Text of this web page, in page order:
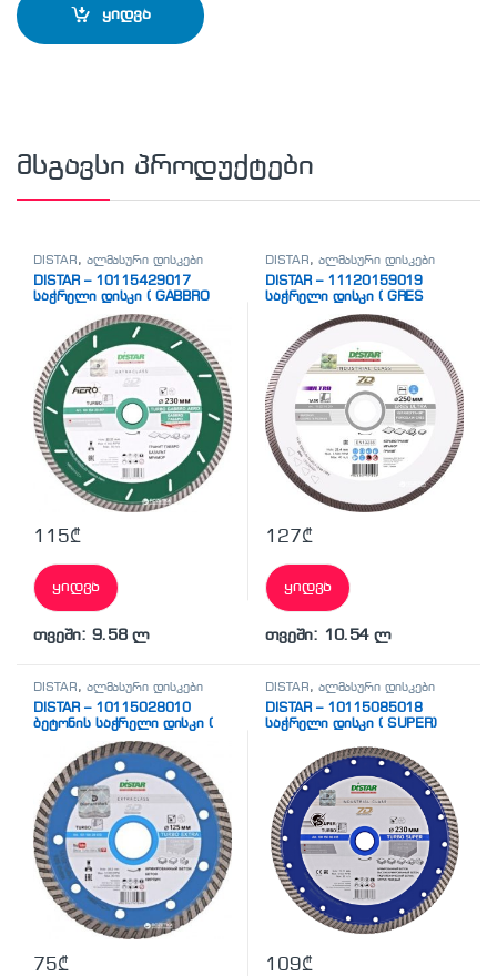
ყიდვა
მსგავსი პროდუქტები
DISTAR, ალმასური დისკები
DISTAR – 10115429017
საჭრელი დისკი ( GABBRO
115₾
ყიდვა
თვეში: 9.58 ლ
DISTAR, ალმასური დისკები
DISTAR – 11120159019
საჭრელი დისკი ( GRES
127₾
ყიდვა
თვეში: 10.54 ლ
DISTAR, ალმასური დისკები
DISTAR – 10115028010
ბეტონის საჭრელი დისკი (
EXTRA AERO)
75₾
DISTAR, ალმასური დისკები
DISTAR – 10115085018
საჭრელი დისკი ( SUPER)
109₾